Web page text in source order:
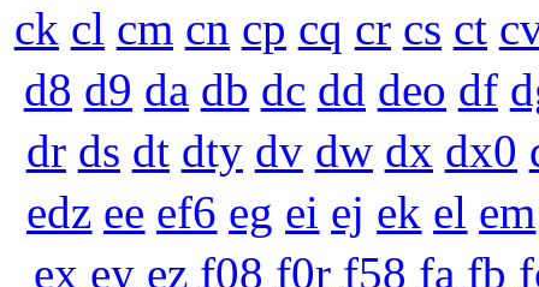
ck cl cm cn cp cq cr cs ct
d8 d9 da db dc dd deo df
dr ds dt dty dv dw dx dx0
edz ee ef6 eg ei ej ek el em
ex ey ez f08 f0r f58 fa fb